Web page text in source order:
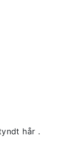
hår .